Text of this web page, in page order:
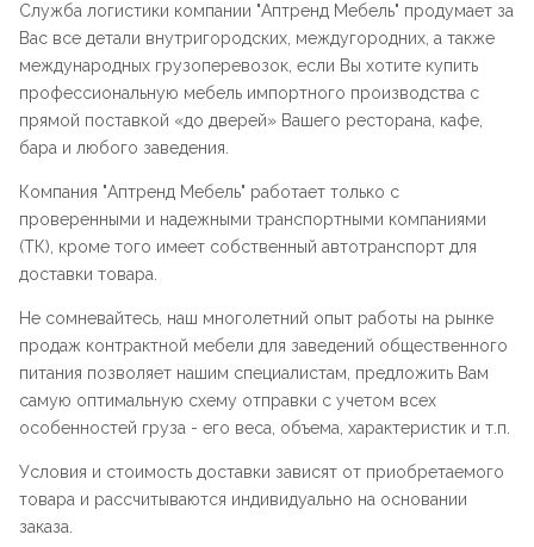
Служба логистики компании "Аптренд Мебель" продумает за
Вас все детали внутригородских, междугородних, а также
международных грузоперевозок, если Вы хотите купить
профессиональную мебель импортного производства с
прямой поставкой «до дверей» Вашего ресторана, кафе,
бара и любого заведения.
Компания "Аптренд Мебель" работает только с
проверенными и надежными транспортными компаниями
(ТК), кроме того имеет собственный автотранспорт для
доставки товара.
Не сомневайтесь, наш многолетний опыт работы на рынке
продаж контрактной мебели для заведений общественного
питания позволяет нашим специалистам, предложить Вам
самую оптимальную схему отправки с учетом всех
особенностей груза - его веса, объема, характеристик и т.п.
Условия и стоимость доставки зависят от приобретаемого
товара и рассчитываются индивидуально на основании
заказа.